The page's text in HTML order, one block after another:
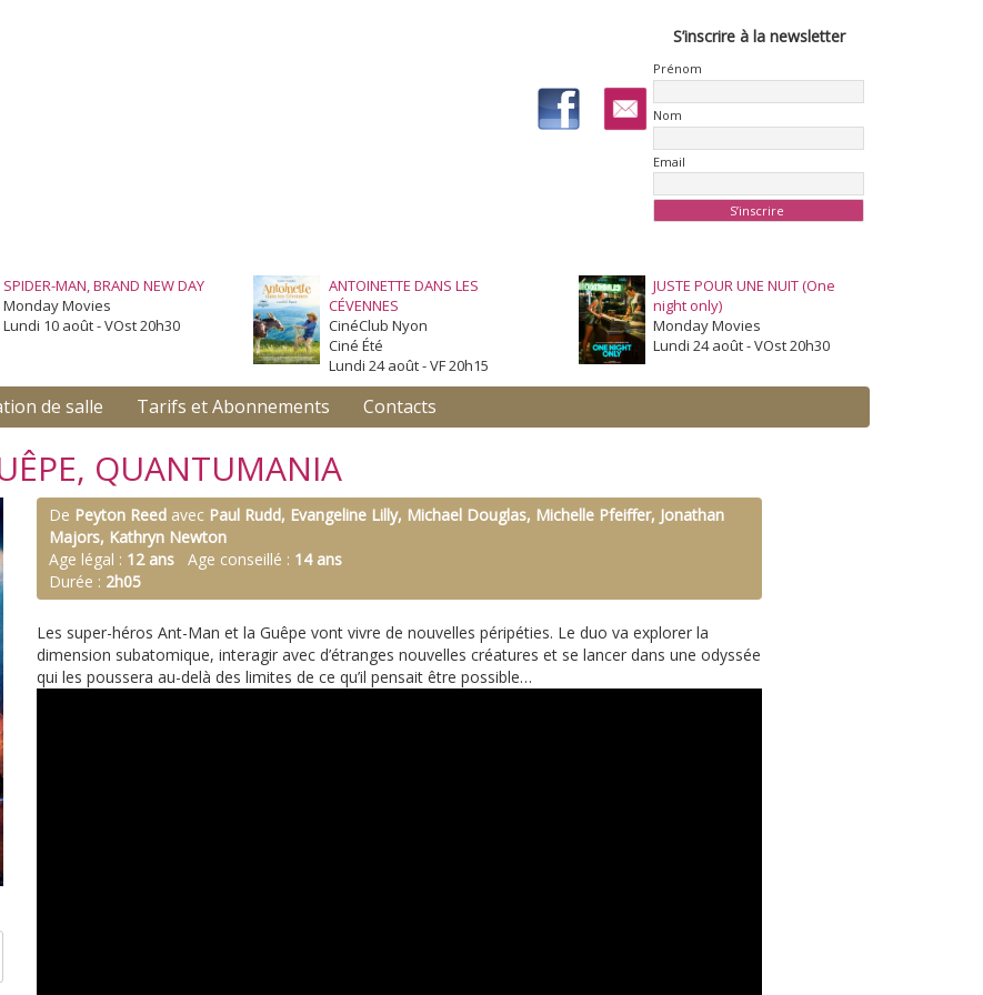
S’inscrire à la newsletter
Prénom
Nom
Email
SPIDER-MAN, BRAND NEW DAY
Monday Movies
Lundi 10 août - VOst 20h30
ANTOINETTE DANS LES
CÉVENNES
CinéClub Nyon
Ciné Été
Lundi 24 août - VF 20h15
JUSTE POUR UNE NUIT (One
night only)
Monday Movies
Lundi 24 août - VOst 20h30
de salle Tarifs et Abonnements Contacts
QUANTUMANIA
De Peyton Reed avec Paul Rudd, Evangeline Lilly, Michael Douglas, Michelle Pfeiffer, Jonathan
Majors, Kathryn Newton
Age légal : 12 ans Age conseillé : 14 ans
Durée : 2h05
Les super-héros Ant-Man et la Guêpe vont vivre de nouvelles péripéties. Le duo va explorer la
dimension subatomique, interagir avec d’étranges nouvelles créatures et se lancer dans une odyssée
qui les poussera au-delà des limites de ce qu’il pensait être possible…